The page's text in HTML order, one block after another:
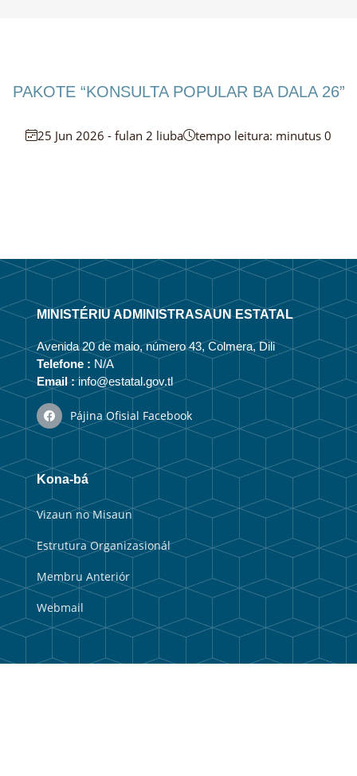
PAKOTE “KONSULTA POPULAR BA DALA 26”
25 Jun 2026 - fulan 2 liuba tempo leitura: minutus 0
MINISTÉRIU ADMINISTRASAUN ESTATAL
Avenida 20 de maio, número 43, Colmera, Dili
Telefone : N/A
Email :info@estatal.gov.tl
Pájina Ofisial Facebook
Kona-bá
Vizaun no Misaun
Estrutura Organizasionál
Membru Anteriór
Webmail